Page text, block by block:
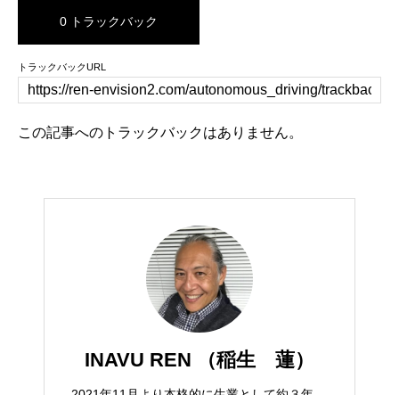
0 トラックバック
トラックバックURL
この記事へのトラックバックはありません。
INAVU REN （稲生 蓮）